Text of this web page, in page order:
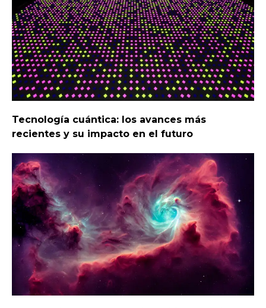
Tecnología cuántica: los avances más
recientes y su impacto en el futuro